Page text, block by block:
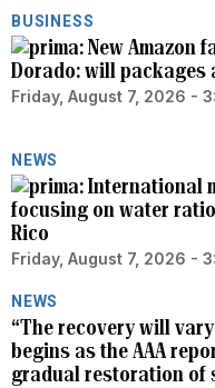
BUSINESS
New Amazon
Dorado: will packages
Friday, August 7, 2026 -
NEWS
International
focusing on water
Rico
Friday, August 7, 2026 -
NEWS
“The recovery will
begins as the AAA
gradual restoration of